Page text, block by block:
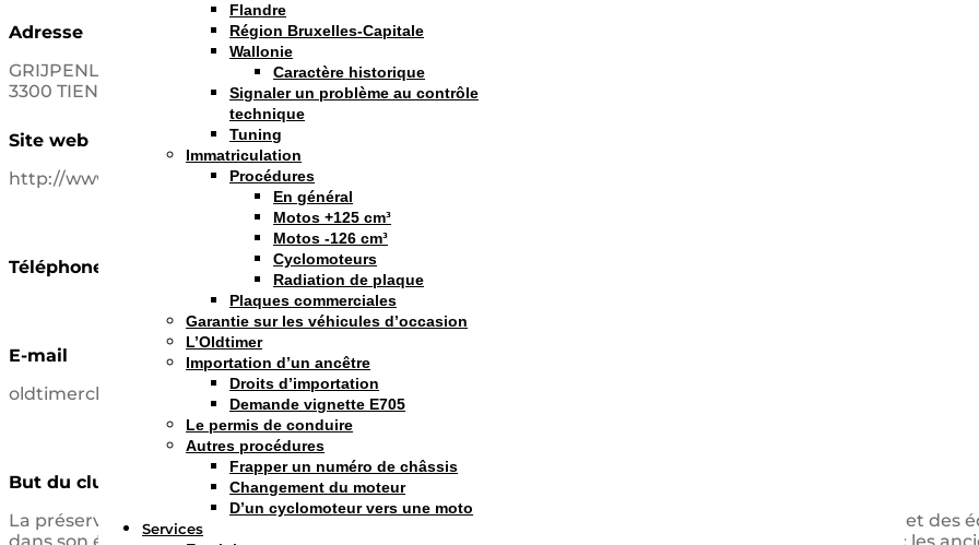
Flandre
Région Bruxelles-Capitale
Wallonie
Caractère historique
Signaler un problème au contrôle
technique
Tuning
Immatriculation
Procédures
En général
Motos +125 cm³
Motos -126 cm³
Cyclomoteurs
Radiation de plaque
Plaques commerciales
Garantie sur les véhicules d’occasion
L’Oldtimer
Importation d’un ancêtre
Droits d’importation
Demande vignette E705
Le permis de conduire
Autres procédures
Frapper un numéro de châssis
Changement du moteur
D’un cyclomoteur vers une moto
Services
Adresse
GRIJPENLAAN 29
3300 TIENEN
Site web
http://www.ihcsteyr.tk
Téléphone
E-mail
oldtimerclub.ihc.steyr@gmail.com
But du club
La préservation et la restauration de vieux tracteurs, des moteurs, des machines, des outils agricoles et des